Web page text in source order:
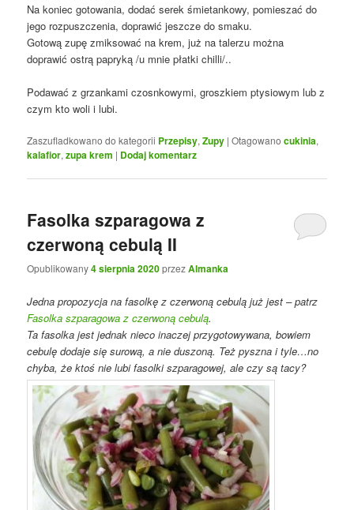
Na koniec gotowania, dodać serek śmietankowy, pomieszać do
jego rozpuszczenia, doprawić jeszcze do smaku.
Gotową zupę zmiksować na krem, już na talerzu można
doprawić ostrą papryką /u mnie płatki chilli/..
Podawać z grzankami czosnkowymi, groszkiem ptysiowym lub z
czym kto woli i lubi.
Zaszufladkowano do kategorii Przepisy,Zupy |Otagowano cukinia,
kalafior,zupa krem | Dodaj komentarz
Fasolka szparagowa z
czerwoną cebulą II
Opublikowany4 sierpnia 2020przezAlmanka
Jedna propozycja na fasolkę z czerwoną cebulą już jest – patrz
Fasolka szparagowa z czerwoną cebulą.
Ta fasolka jest jednak nieco inaczej przygotowywana, bowiem
cebulę dodaje się surową, a nie duszoną. Też pyszna i tyle…no
chyba, że ktoś nie lubi fasolki szparagowej, ale czy są tacy?